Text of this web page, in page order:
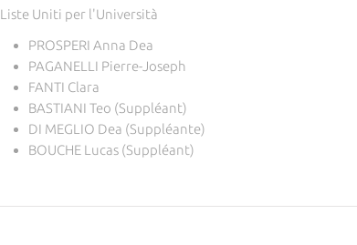
Liste Uniti per l'Università
PROSPERI Anna Dea
PAGANELLI Pierre-Joseph
FANTI Clara
BASTIANI Teo (Suppléant)
DI MEGLIO Dea (Suppléante)
BOUCHE Lucas (Suppléant)